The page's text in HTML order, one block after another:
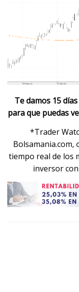
Te damos 15
para que puedas
*Trader
tiempo real de los
inversor